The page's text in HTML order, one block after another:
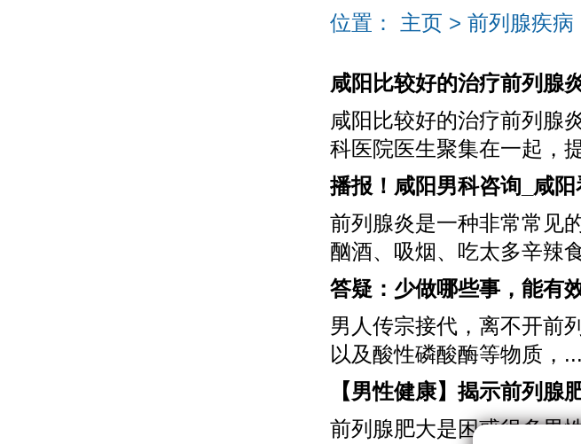
位置： 主页 > 前列腺疾病
咸阳比较好的治疗前列腺
咸阳比较好的治疗前列腺
科医院医生聚集在一起，
播报！咸阳男科咨询_咸
前列腺炎是一种非常常见
酗酒、吸烟、吃太多辛辣
答疑：少做哪些事，能有
男人传宗接代，离不开前
以及酸性磷酸酶等物质，
【男性健康】揭示前列腺
前列腺肥大是困惑很多男